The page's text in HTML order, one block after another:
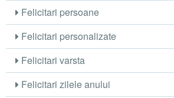
Felicitari persoane
Felicitari personalizate
Felicitari varsta
Felicitari zilele anului